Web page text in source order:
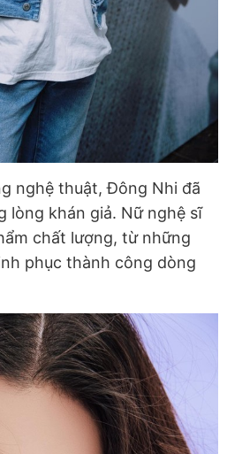
nghệ thuật, Đông Nhi đã
lòng khán giả. Nữ nghệ sĩ
chất lượng, từ những
phục thành công dòng